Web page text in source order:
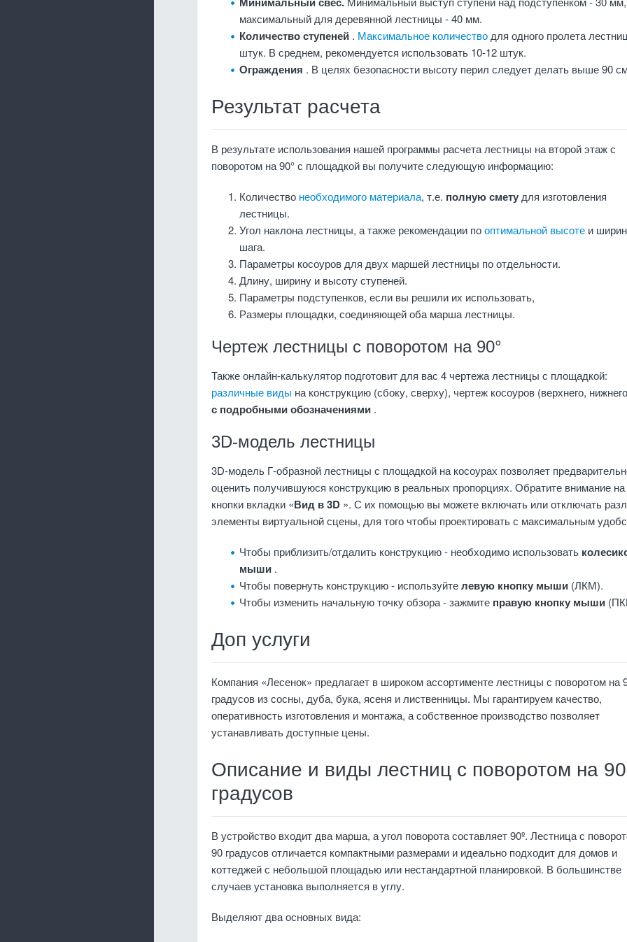
максимальный для деревянной лестницы - 40 мм.
Количество ступеней . Максимальное количество для одного пролета
штук. В среднем, рекомендуется использовать 10-12 штук.
Ограждения . В целях безопасности высоту перил следует делать выше 90
Результат расчета
В результате использования нашей программы расчета лестницы на второй этаж с
поворотом на 90° с площадкой вы получите следующую информацию:
Количество необходимого материала, т.е. полную смету для изготовления
лестницы.
Угол наклона лестницы, а также рекомендации пооптимальной высоте и
шага.
Параметры косоуров для двух маршей лестницы по отдельности.
Длину, ширину и высоту ступеней.
Параметры подступенков, если вы решили их использовать,
Размеры площадки, соединяющей оба марша лестницы.
Чертеж лестницы с поворотом на 90°
Также онлайн-калькулятор подготовит для вас 4 чертежа лестницы с площадкой:
различные виды на конструкцию (сбоку, сверху), чертеж косоуров (верхнего,
с подробными обозначениями .
3D-модель лестницы
3D-модель Г-образной лестницы с площадкой на косоурах позволяет
оценить получившуюся конструкцию в реальных пропорциях. Обратите внимание на
кнопки вкладки «Вид в 3D ». С их помощью вы можете включать или отключать
элементы виртуальной сцены, для того чтобы проектировать с максимальным
Чтобы приблизить/отдалить конструкцию - необходимо использовать
мыши .
Чтобы повернуть конструкцию - используйтелевую кнопку мыши (ЛКМ).
Чтобы изменить начальную точку обзора - зажмите правую кнопку мыши
Доп услуги
Компания «Лесенок» предлагает в широком ассортименте лестницы с поворотом на
градусов из сосны, дуба, бука, ясеня и лиственницы. Мы гарантируем качество,
оперативность изготовления и монтажа, а собственное производство позволяет
устанавливать доступные цены.
Описание и виды лестниц с поворотом на 90
градусов
В устройство входит два марша, а угол поворота составляет 90º. Лестница с
90 градусов отличается компактными размерами и идеально подходит для домов и
коттеджей с небольшой площадью или нестандартной планировкой. В большинстве
случаев установка выполняется в углу.
Выделяют два основных вида: